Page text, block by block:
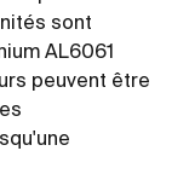
sont
AL6061
peuvent être